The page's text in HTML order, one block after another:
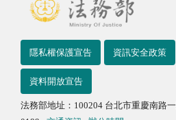
隱私權保護宣告 資訊安全政策
資料開放宣告
法務部地址：100204 台北市重慶南路